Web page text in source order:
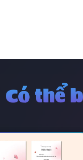
Có thể